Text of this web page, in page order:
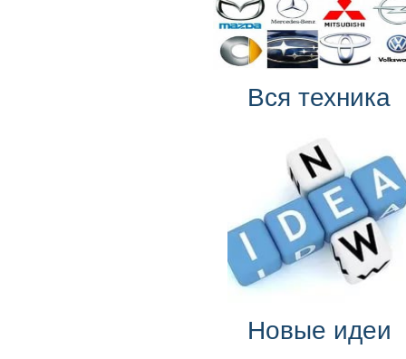
Вся техника
Новые идеи